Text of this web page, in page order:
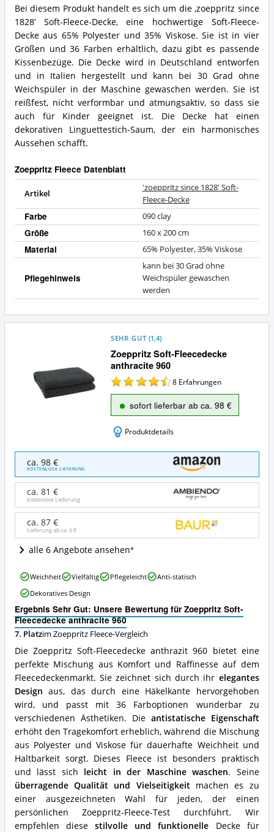
Bei diesem Produkt handelt es sich um die ‚zoeppritz since
1828‘ Soft-Fleece-Decke, eine hochwertige Soft-Fleece-
Decke aus 65% Polyester und 35% Viskose. Sie ist in vier
Größen und 36 Farben erhältlich, dazu gibt es passende
Kissenbezüge. Die Decke wird in Deutschland entworfen
und in Italien hergestellt und kann bei 30 Grad ohne
Weichspüler in der Maschine gewaschen werden. Sie ist
reißfest, nicht verformbar und atmungsaktiv, so dass sie
auch für Kinder geeignet ist. Die Decke hat einen
dekorativen Linguettestich-Saum, der ein harmonisches
Aussehen schafft.
Zoeppritz Fleece Datenblatt
Artikel
'zoeppritz since 1828' Soft-
Fleece-Decke
Farbe 090 clay
Größe 160 x 200 cm
Material 65% Polyester, 35% Viskose
Pflegehinweis
kann bei 30 Grad ohne
Weichspüler gewaschen
werden
Zoeppritz Soft-Fleecedecke
anthracite 960
SEHR GUT (1,4)
8 Erfahrungen
sofort lieferbar ab ca. 98 €
Produktdetails
Zoeppritz
Soft-
Fleecedecke
anthracite
960
Angebote:
diese
Zoeppritz
erhältlich?
ca. 98 €
KOSTENLOSE LIEFERUNG
ca. 81 €
kostenlose Lieferung
ca. 87 €
Lieferung ab ca.6 €
alle 6 Angebote ansehen
Ergebnis Sehr Gut: Unsere Bewertung für Zoeppritz Soft-
Fleecedecke anthracite 960
7. Platzim Zoeppritz Fleece-Vergleich
Die Zoeppritz Soft-Fleecedecke anthrazit 960 bietet eine
perfekte Mischung aus Komfort und Raffinesse auf dem
Fleecedeckenmarkt. Sie zeichnet sich durch ihr elegantes
Design aus, das durch eine Häkelkante hervorgehoben
wird, und passt mit 36 Farboptionen wunderbar zu
verschiedenen Ästhetiken. Die antistatische Eigenschaft
erhöht den Tragekomfort erheblich, während die Mischung
aus Polyester und Viskose für dauerhafte Weichheit und
Haltbarkeit sorgt. Dieses Fleece ist besonders praktisch
und lässt sich leicht in der Maschine waschen. Seine
überragende Qualität und Vielseitigkeitmachen es zu
einer ausgezeichneten Wahl für jeden, der einen
persönlichen Zoeppritz-Fleece-Test durchführt. Wir
empfehlen diesestilvolle und funktionelle Decke für
Zoeppritz
Soft-
Fleecedecke
anthracite
960
Vorteile:
Was
spricht
für
diese
Zoeppritz
Fleece?
Weichheit Vielfältig Pflegeleicht
Anti-statisch
Dekoratives Design